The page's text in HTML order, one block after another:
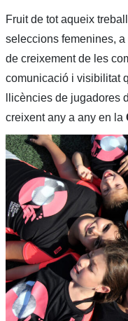
Fruit de tot aqueix
seleccions femenines,
de creixement de les
comunicació i visibilitat
llicències de jugadores
creixent any a any en la